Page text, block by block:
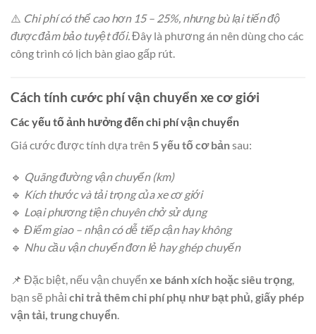
⚠️ Chi phí có thể cao hơn 15 – 25%, nhưng bù lại tiến độ
được đảm bảo tuyệt đối.Đây là phương án nên dùng cho các
công trình có lịch bàn giao gấp rút.
Cách tính cước phí vận chuyển xe cơ giới
Các yếu tố ảnh hưởng đến chi phí vận chuyển
Giá cước được tính dựa trên 5 yếu tố cơ bảnsau:
🔹 Quãng đường vận chuyển (km)
🔹 Kích thước và tải trọng của xe cơ giới
🔹 Loại phương tiện chuyên chở sử dụng
🔹 Điểm giao – nhận có dễ tiếp cận hay không
🔹 Nhu cầu vận chuyển đơn lẻ hay ghép chuyến
📌 Đặc biệt, nếu vận chuyển xe bánh xích hoặc siêu trọng,
bạn sẽ phải chi trả thêm chi phí phụ như bạt phủ, giấy phép
vận tải, trung chuyển.